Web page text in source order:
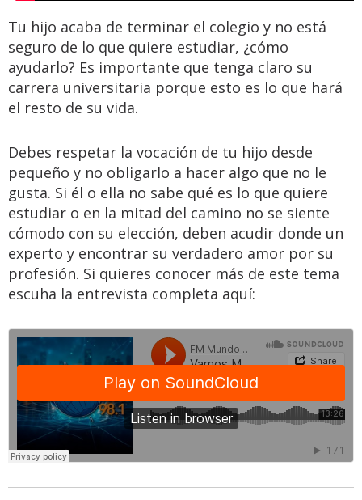
Tu hijo acaba de terminar el colegio y no está
seguro de lo que quiere estudiar, ¿cómo
ayudarlo? Es importante que tenga claro su
carrera universitaria porque esto es lo que hará
el resto de su vida.
Debes respetar la vocación de tu hijo desde
pequeño y no obligarlo a hacer algo que no le
gusta. Si él o ella no sabe qué es lo que quiere
estudiar o en la mitad del camino no se siente
cómodo con su elección, deben acudir donde un
experto y encontrar su verdadero amor por su
profesión. Si quieres conocer más de este tema
escuha la entrevista completa aquí: